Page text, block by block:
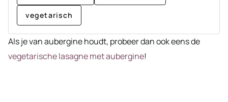
vegetarisch
Als je van aubergine houdt, probeer dan ook eens de
vegetarische lasagne met aubergine!